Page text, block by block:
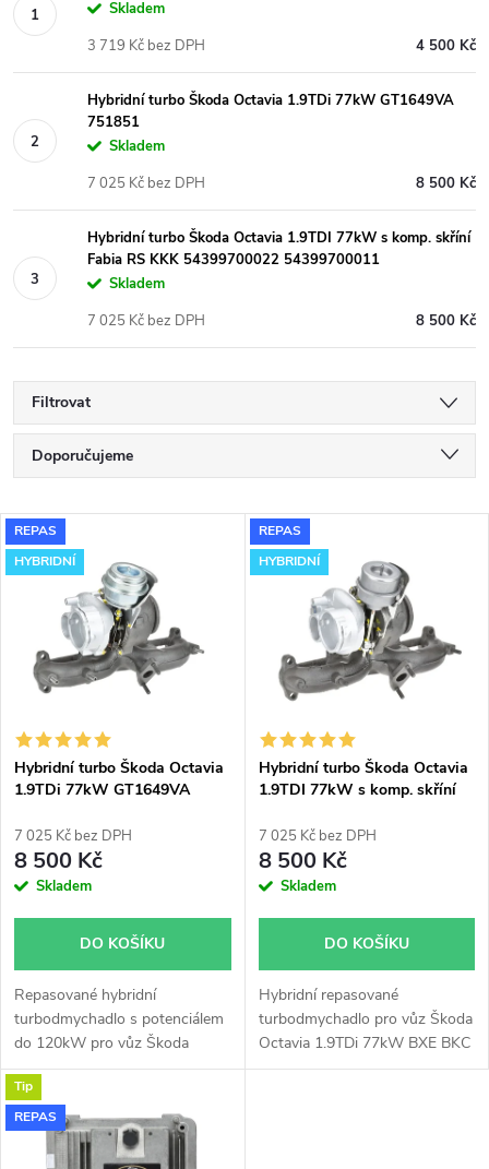
Skladem
4 500 Kč
3 719 Kč bez DPH
Hybridní turbo Škoda Octavia 1.9TDi 77kW GT1649VA
751851
Skladem
8 500 Kč
7 025 Kč bez DPH
Hybridní turbo Škoda Octavia 1.9TDI 77kW s komp. skříní
Fabia RS KKK 54399700022 54399700011
Skladem
8 500 Kč
7 025 Kč bez DPH
Filtrovat
Ř
a
z
n
í
p
r
o
u
k
t
Doporučujeme
Nejdražší
Nejprodávanější
Abecedně
V
ý
p
s
p
r
o
d
u
k
t
REPAS
HYBRIDNÍ
Hybridní turbo Škoda Octavia
1.9TDi 77kW GT1649VA
7 025 Kč bez DPH
8 500 Kč
Skladem
DO KOŠÍKU
Repasované hybridní
turbodmychadlo s potenciálem
do 120kW pro vůz Škoda
Octavia 1.9TDi 77kW BXE BKC
BJB Garrett 751851
GT1649VA.
REPAS
HYBRIDNÍ
Hybridní turbo Škoda Octavia
1.9TDI 77kW s komp. skříní
54399700011
7 025 Kč bez DPH
8 500 Kč
Skladem
DO KOŠÍKU
Hybridní repasované
turbodmychadlo pro vůz Škoda
Octavia 1.9TDi 77kW BXE BKC
BJB s kompresorovou skříní z
Tip
REPAS